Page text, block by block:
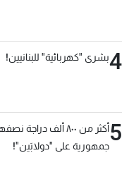
4بشرى "كهربائية" للبنانيين!
5
أكثر من ٨٠٠ ألف
جمهورية على "دولابَين"!